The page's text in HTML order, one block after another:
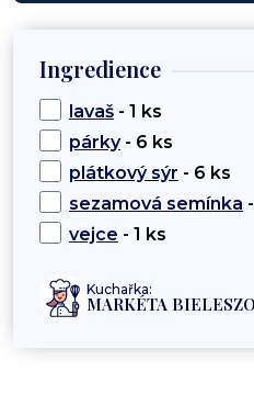
Ingredience
lavaš - 1 ks
párky- 6 ks
plátkový sýr - 6 ks
sezamová semínka
vejce - 1 ks
Kuchařka:
MARKÉTA